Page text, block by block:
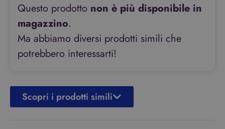
Questo prodotto non è più disponibile in
magazzino.
Ma abbiamo diversi prodotti simili che
potrebbero interessarti!
Scopri i prodotti simili